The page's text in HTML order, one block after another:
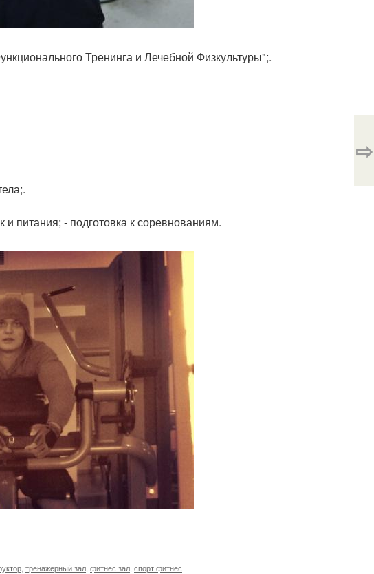
Тренинга и Лечебной Физкультуры";.
питания; - подготовка к соревнованиям.
тренажерный зал фитнес зал спорт фитнес
⇨